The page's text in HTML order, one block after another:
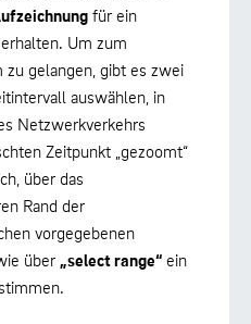
für ein
Um zum
gelangen, gibt es zwei
auswählen, in
Netzwerkverkehrs
Zeitpunkt „gezoomt“
über das
Rand der
vorgegebenen
über „select range“ ein